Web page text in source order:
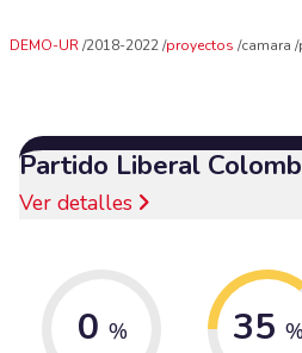
DEMO-UR 2018-2022 proyectos camara
Partido Liberal
Ver detalles
0 % 35 %